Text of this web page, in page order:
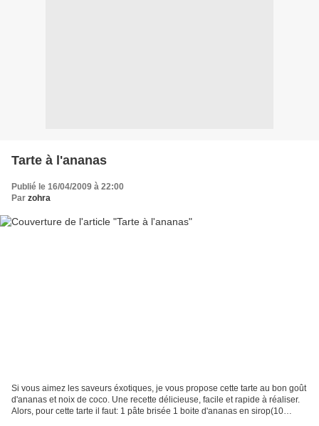
Tarte à l'ananas
Publié le 16/04/2009 à 22:00
Par zohra
Si vous aimez les saveurs éxotiques, je vous propose cette tarte au bon goût
d'ananas et noix de coco. Une recette délicieuse, facile et rapide à réaliser.
Alors, pour cette tarte il faut: 1 pâte brisée 1 boite d'ananas en sirop(10